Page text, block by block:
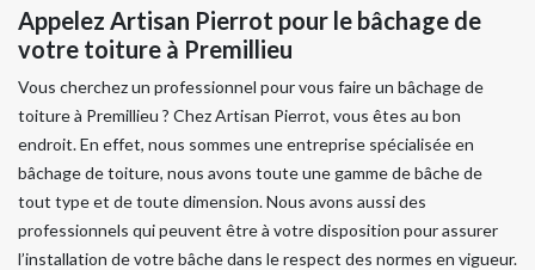
Appelez Artisan Pierrot pour le bâchage de
votre toiture à Premillieu
Vous cherchez un professionnel pour vous faire un bâchage de
toiture à Premillieu ? Chez Artisan Pierrot, vous êtes au bon
endroit. En effet, nous sommes une entreprise spécialisée en
bâchage de toiture, nous avons toute une gamme de bâche de
tout type et de toute dimension. Nous avons aussi des
professionnels qui peuvent être à votre disposition pour assurer
l’installation de votre bâche dans le respect des normes en vigueur.